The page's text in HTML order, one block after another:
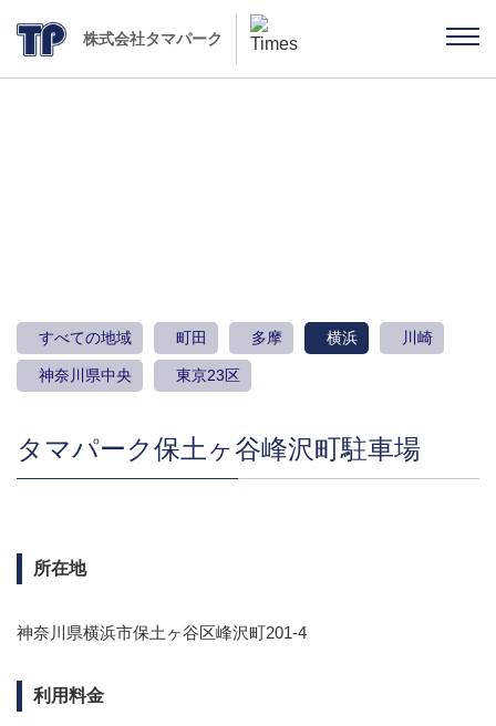
株式会社タマパーク
すべての地域 町田 多摩 横浜 川崎
神奈川県中央 東京23区
タマパーク保土ヶ谷峰沢町駐車場
所在地
神奈川県横浜市保土ヶ谷区峰沢町201-4
利用料金